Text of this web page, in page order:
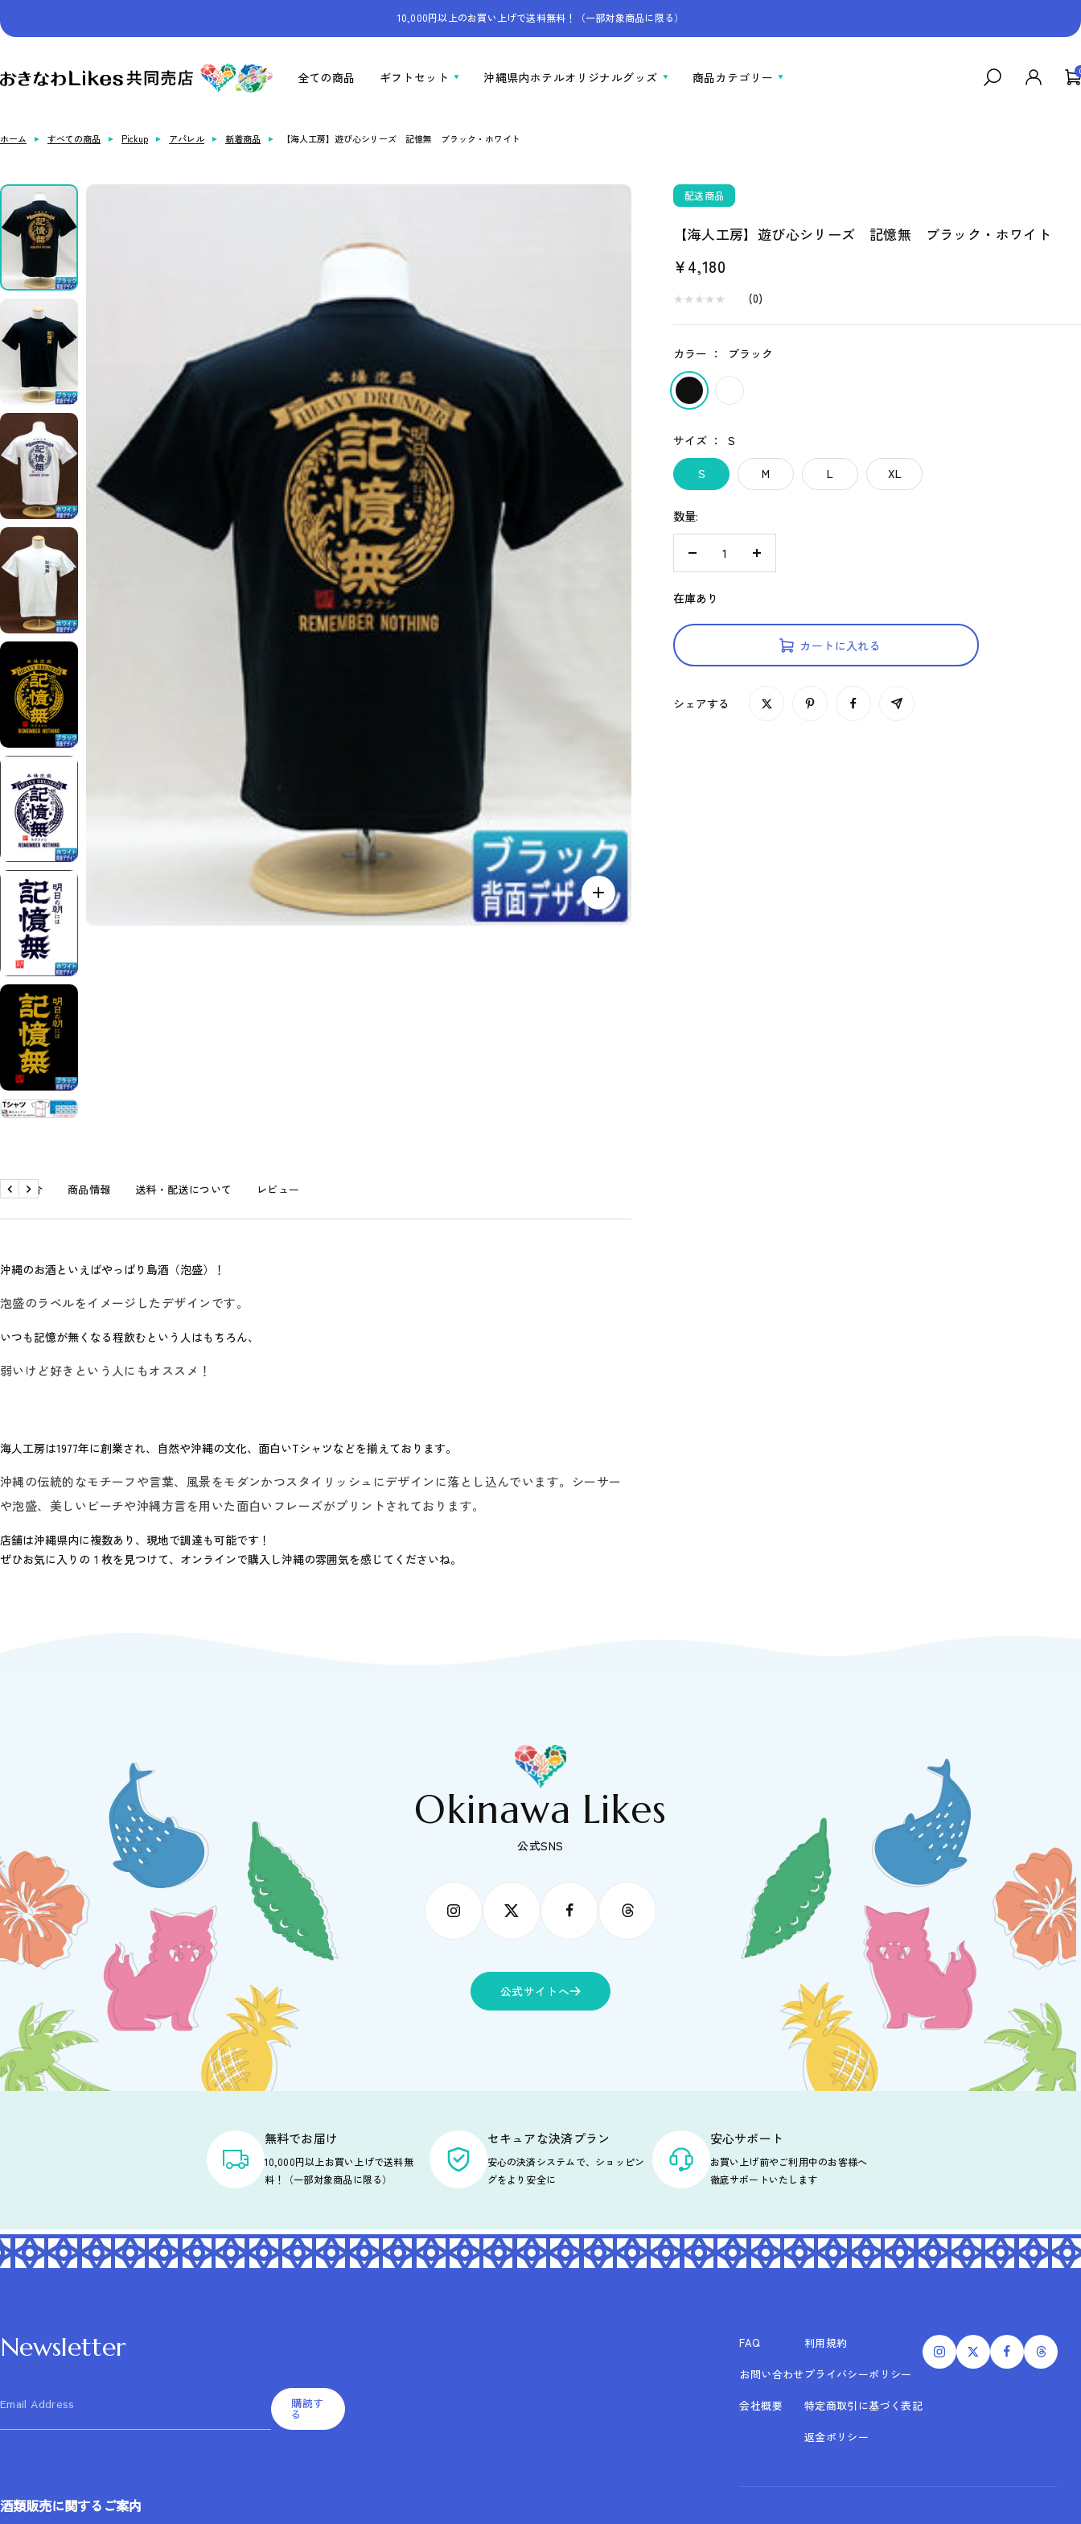
ン
ン
ツ
キ
プ
10,000円以上のお買い上げで送料無料！（一部対象商品に限る）
全ての商品 ギフトセット 沖縄県内ホテルオリジナルグッズ 商品カテゴリー
お
き
Likes
同
店
ホーム すべての商品 Pickup アパレル 新着商品 【海人工房】遊び心シリーズ 記憶無 ブラック・ホワイト
ズ
ー
配送商品
【海人工房】遊び心シリーズ 記憶無 ブラック・ホワイト
セ
ー
ル
価
格
¥4,180
★ ★ ★ ★ ★
★ ★ ★ ★ ★ (0)
カラー ：
ブラック
ブ
ラ
ク
ホ
ワ
ト
サイズ ： S
S M L XL
数量:
を
数
在庫あり
カートに入れる
シェアする
商品紹介 商品情報 送料・配送について レビュー
戻
る
次
へ
沖縄のお酒といえばやっぱり島酒（泡盛）！
泡盛のラベルをイメージしたデザインです。
いつも記憶が無くなる程飲むという人はもちろん、
弱いけど好きという人にもオススメ！
海人工房は1977年に創業され、自然や沖縄の文化、面白いTシャツなどを揃えております。
沖縄の伝統的なモチーフや言葉、風景をモダンかつスタイリッシュにデザインに落とし込んでいます。シーサー
や泡盛、美しいビーチや沖縄方言を用いた面白いフレーズがプリントされております。
店舗は沖縄県内に複数あり、現地で調達も可能です！
ぜひお気に入りの１枚を見つけて、オンラインで購入し沖縄の雰囲気を感じてくださいね。
Okinawa Likes
公式SNS
公式サイトへ
無料でお届け
10,000円以上お買い上げで送料無
料！（一部対象商品に限る）
セキュアな決済プラン
安心の決済システムで、 ショッピン
グをより安全に
安心サポート
お買い上げ前やご利用中のお客様へ
徹底サポートいたします
Newsletter
Email Address 購読す
る
酒類販売に関するご案内
FAQ
お問い合わせ
会社概要
利用規約
プライバシーポリシー
特定商取引に基づく表記
返金ポリシー